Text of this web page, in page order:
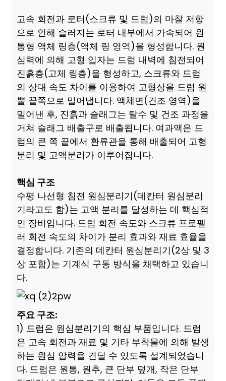
고속 회전과 로터(스크류 및 드럼)의 마찰 저항
으로 인해 슬러지는 로터 내부에서 가속되어 원
통형 액체 링층(액체 링 영역)을 형성합니다. 원
심력에 의해 고형 입자는 드럼 내벽에 침전되어
진흙층(고체 링층)을 형성하고, 스크류와 드럼
의 상대 속도 차이를 이용하여 고형상을 드럼 원
뿔 끝쪽으로 밀어냅니다. 액체면(건조 영역)을
밀어낸 후, 진흙과 슬래그는 탈수 및 건조 과정을
거쳐 슬래그 배출구로 배출됩니다. 여과액은 드
럼의 큰 쪽 끝에서 환류관을 통해 배출되어 고형
분리 및 고액분리가 이루어집니다.
핵심 구조
수평 나선형 침전 원심분리기(데칸터 원심분리
기라고도 함)는 고액 분리를 달성하는 데 핵심적
인 장비입니다. 드럼 회전 속도와 스크류 프로펠
러 회전 속도의 차이가 분리 효과와 재료 효율을
결정합니다. 기존의 데칸터 원심분리기(2상 및 3
상 포함)는 기계식 구동 방식을 채택하고 있습니
다.
주요 구조:
1) 드럼은 원심분리기의 핵심 부품입니다. 드럼
은 고속 회전과 재료 및 기타 부착물에 의해 발생
하는 원심 압력을 견딜 수 있도록 설계되었습니
다. 드럼은 원통, 원추, 큰 단부 덮개, 작은 단부